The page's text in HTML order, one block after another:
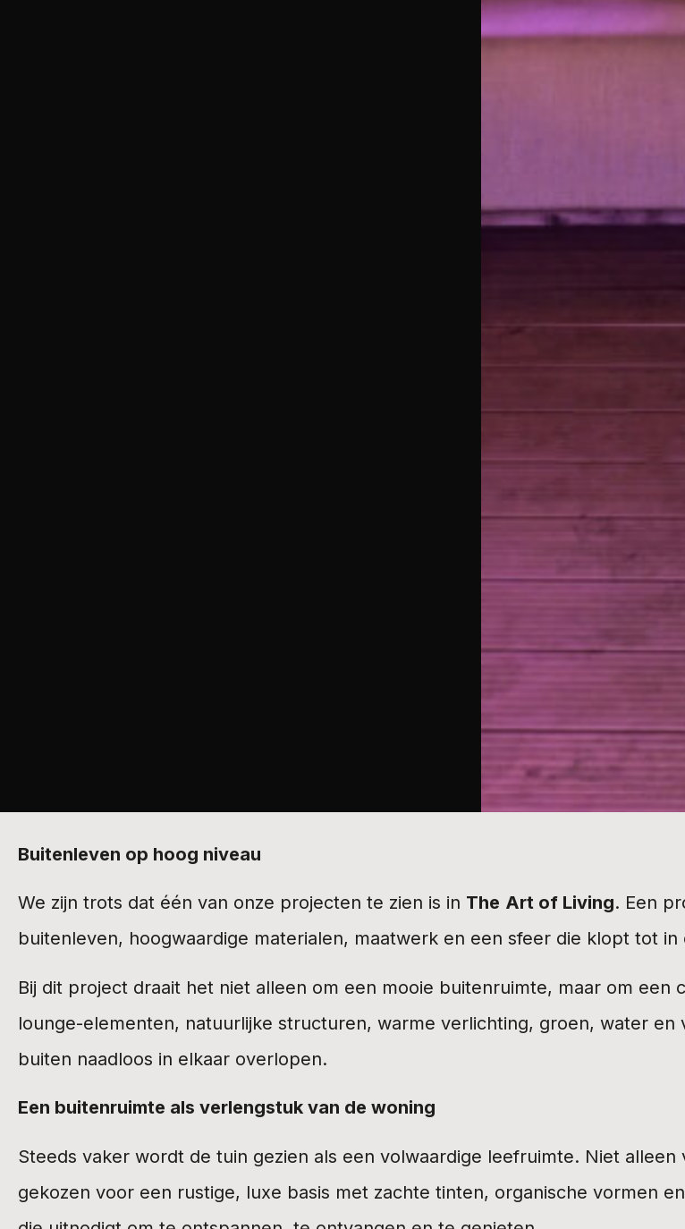
Buitenleven op hoog niveau
We zijn trots dat één van onze projecten te zien is in The Art of Living. Een
buitenleven, hoogwaardige materialen, maatwerk en een sfeer die klopt tot in
Bij dit project draait het niet alleen om een mooie buitenruimte, maar om
lounge-elementen, natuurlijke structuren, warme verlichting, groen, water
buiten naadloos in elkaar overlopen.
Een buitenruimte als verlengstuk van de woning
Steeds vaker wordt de tuin gezien als een volwaardige leefruimte. Niet
gekozen voor een rustige, luxe basis met zachte tinten, organische vormen